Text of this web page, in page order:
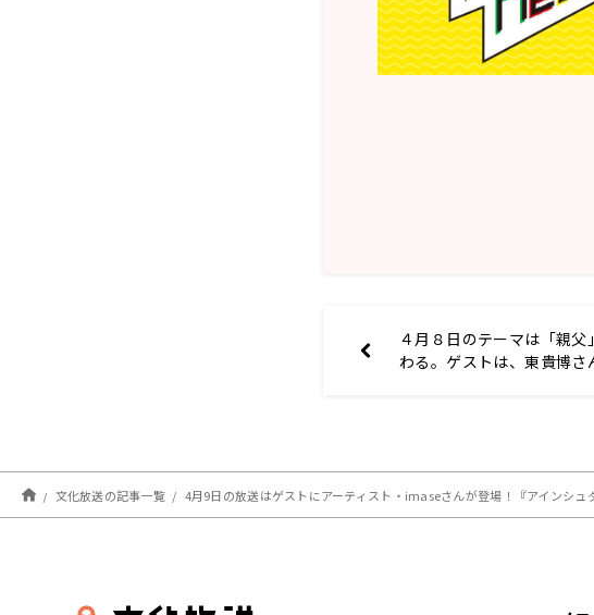
４月８日のテーマは「親父
わる。ゲストは、東貴博さ
文化放送の記事一覧 4月9日の放送はゲストにアーティスト・imaseさんが登場！『アインシュ